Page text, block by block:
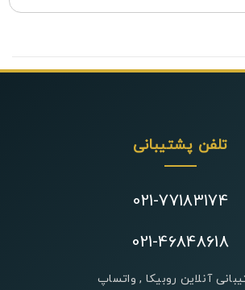
تلفن پشتیبانی
021-77183174
021-46848618
آنلاین روبیکا , واتساپ